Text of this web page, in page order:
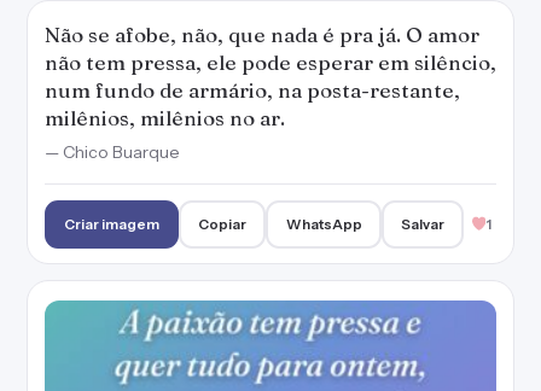
Não se afobe, não, que nada é pra já. O amor
não tem pressa, ele pode esperar em silêncio,
num fundo de armário, na posta-restante,
milênios, milênios no ar.
— Chico Buarque
Criar imagem Copiar WhatsApp Salvar 1